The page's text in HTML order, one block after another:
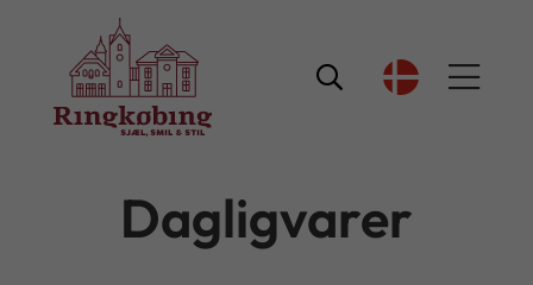

Dagligvarer